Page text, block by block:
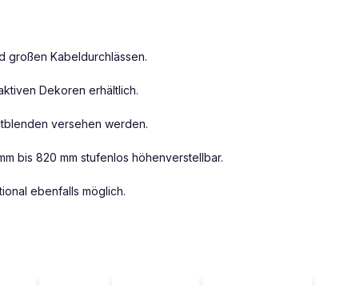
großen Kabeldurchlässen.
Dekoren erhältlich.
versehen werden.
bis 820 mm stufenlos höhenverstellbar.
ebenfalls möglich.